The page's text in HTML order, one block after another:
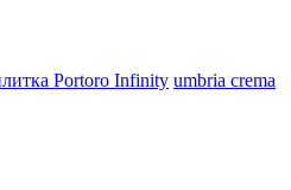
umbria crema